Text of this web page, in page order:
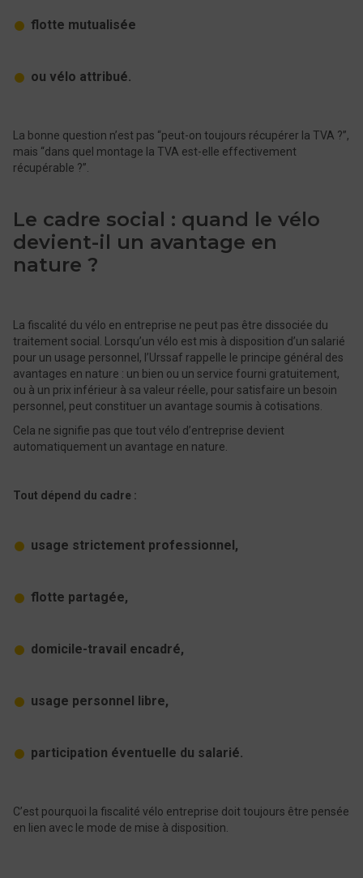
flotte mutualisée
ou vélo attribué.
La bonne question n’est pas “peut-on toujours récupérer la TVA ?”,
mais “dans quel montage la TVA est-elle effectivement
récupérable ?”.
Le cadre social : quand le vélo
devient-il un avantage en
nature ?
La fiscalité du vélo en entreprise ne peut pas être dissociée du
traitement social. Lorsqu’un vélo est mis à disposition d’un salarié
pour un usage personnel, l’Urssaf rappelle le principe général des
avantages en nature : un bien ou un service fourni gratuitement,
ou à un prix inférieur à sa valeur réelle, pour satisfaire un besoin
personnel, peut constituer un avantage soumis à cotisations.
Cela ne signifie pas que tout vélo d’entreprise devient
automatiquement un avantage en nature.
Tout dépend du cadre :
usage strictement professionnel,
flotte partagée,
domicile-travail encadré,
usage personnel libre,
participation éventuelle du salarié.
C’est pourquoi la fiscalité vélo entreprise doit toujours être pensée
en lien avec le mode de mise à disposition.